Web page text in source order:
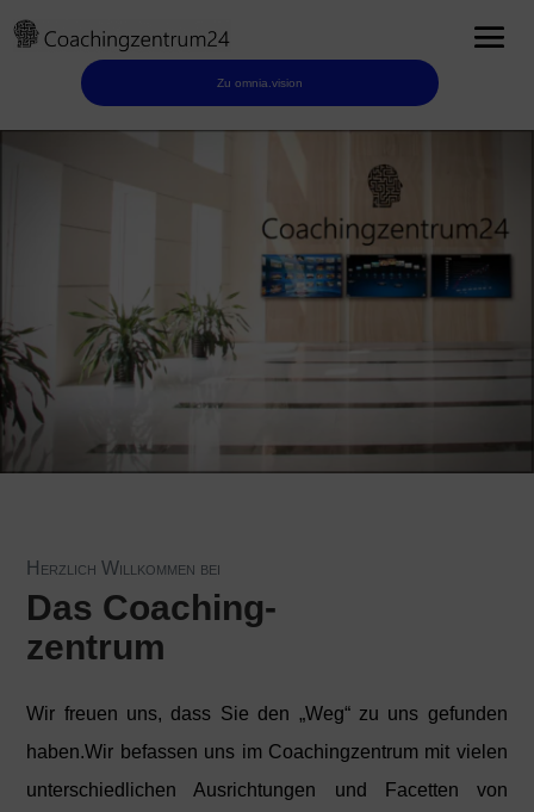
Zu omnia.vision
Herzlich Willkommen bei
Das Coaching-
zentrum
Wir freuen uns, dass Sie den „Weg“ zu uns gefunden
haben.Wir befassen uns im Coachingzentrum mit vielen
unterschiedlichen Ausrichtungen und Facetten von